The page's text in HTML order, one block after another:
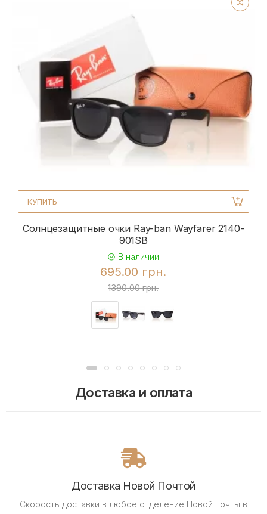
КУПИТЬ
Солнцезащитные очки Ray-ban Wayfarer 2140-
901SB
В наличии
695.00 грн.
1390.00 грн.
Доставка и оплата
Доставка Новой Почтой
Скорость доставки в любое отделение Новой почты в